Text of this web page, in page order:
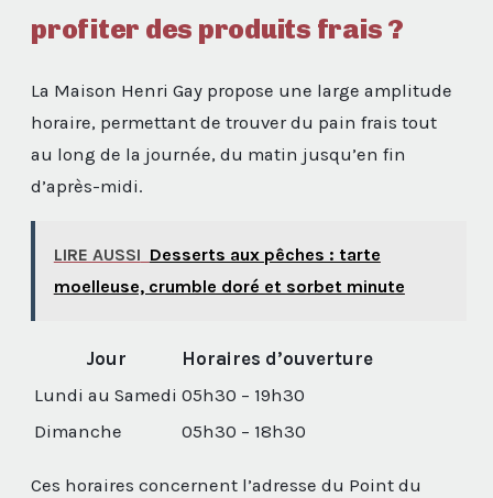
profiter des produits frais ?
La Maison Henri Gay propose une large amplitude
horaire, permettant de trouver du pain frais tout
au long de la journée, du matin jusqu’en fin
d’après-midi.
LIRE AUSSI Desserts aux pêches : tarte
moelleuse, crumble doré et sorbet minute
Jour
Horaires d’ouverture
Lundi au Samedi 05h30 – 19h30
Dimanche
05h30 – 18h30
Ces horaires concernent l’adresse du Point du